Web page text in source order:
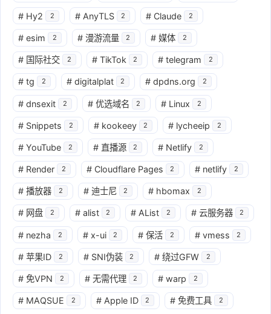
# Hy2 2 # AnyTLS 2 # Claude 2
# esim 2 # 漫游流量 2 # 媒体 2
# 国际社交 2 # TikTok 2 # telegram 2
# tg 2 # digitalplat 2 # dpdns.org 2
# dnsexit 2 # 优选域名 2 # Linux 2
# Snippets 2 # kookeey 2 # lycheeip 2
# YouTube 2 # 直播源 2 # Netlify 2
# Render 2 # Cloudflare Pages 2 # netlify 2
# 播放器 2 # 迪士尼 2 # hbomax 2
# 网盘 2 # alist 2 # AList 2 # 云服务器 2
# nezha 2 # x-ui 2 # 保活 2 # vmess 2
# 苹果ID 2 # SNI伪装 2 # 绕过GFW 2
# 免VPN 2 # 无需代理 2 # warp 2
# MAQSUE 2 # Apple ID 2 # 免费工具 2